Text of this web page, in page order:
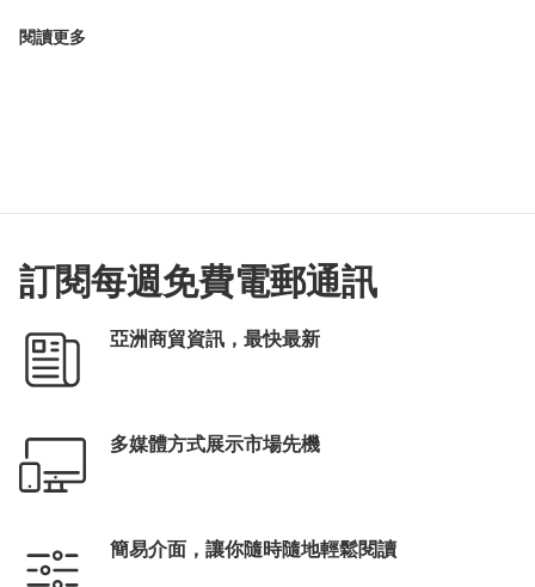
閱讀更多
訂閱每週免費電郵通訊
亞洲商貿資訊，最快最新
多媒體方式展示市場先機
簡易介面，讓你隨時隨地輕鬆閱讀